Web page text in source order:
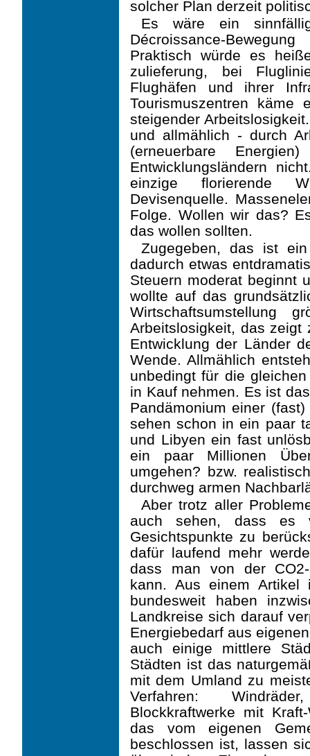
solcher Plan derzeit
Es wäre ein
Décroissance-
Praktisch würde es
zulieferung, bei
Flughäfen und ihrer
Tourismuszentren
steigender
und allmählich - durch
(erneuerbare
Entwicklungsländern
einzige florierende
Devisenquelle.
Folge. Wollen wir das?
das wollen sollten.
Zugegeben, das ist
dadurch etwas
Steuern moderat beginnt
wollte auf das
Wirtschaftsumstellung
Arbeitslosigkeit, das zeigt
Entwicklung der Länder
Wende. Allmählich
unbedingt für die
in Kauf nehmen. Es ist
Pandämonium einer
sehen schon in ein paar
und Libyen ein fast
ein paar Millionen
umgehen? bzw.
durchweg armen
Aber trotz aller
auch sehen, dass es
Gesichtspunkte zu
dafür laufend mehr
dass man von der
kann. Aus einem
bundesweit haben
Landkreise sich darauf
Energiebedarf aus
auch einige mittlere
Städten ist das
mit dem Umland zu
Verfahren:
Blockkraftwerke mit
das vom eigenen
beschlossen ist, lassen